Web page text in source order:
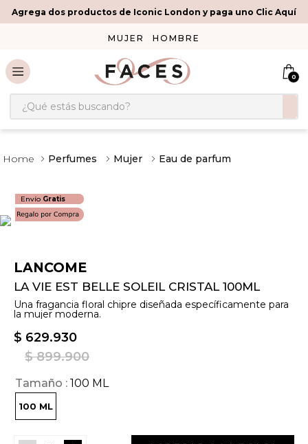
Agrega dos productos de Iconic London y paga uno Clic Aquí
MUJER HOMBRE
0
¿Qué estás buscando?
Perfumes Mujer Eau de parfum
Envío Gratis
LANCOME
LA VIE EST BELLE SOLEIL CRISTAL 100ML
Una fragancia floral chipre diseñada específicamente para
la mujer moderna.
$ 629.930
$ 899.900
Tamaño 100 ML
100 ML